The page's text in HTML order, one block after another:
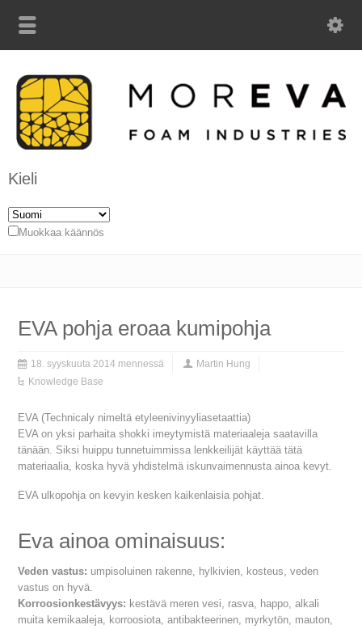
Kieli
Muokkaa käännös
EVA pohja eroaa kumipohja
18. syyskuuta 2014 mennessä
Martin Hung
Knowledge Base
EVA (Technicaly nimeltä etyleenivinyyliasetaattia)
EVA on yksi parhaita shokki imeytymistä materiaaleja saatavilla
tänään. Siksi huippu tunnetuimmissa lenkkeilijät käyttää tätä
materiaalia, koska hyvä yhdistelmä iskunvaimennusta ainoa kevyt.
EVA ulkopohja on kevyin kesken kaikenlaisia pohjat.
Eva ainoa ominaisuus:
Veden vastus: umpisoluinen rakenne, hylkivien, kosteus, veden
vastus on hyvä.
Korroosionkestävyys: kestävä meren vesi, rasva, happo, alkali
muita kemikaaleja, korroosiota, antibakteerinen, myrkytön, mauton,